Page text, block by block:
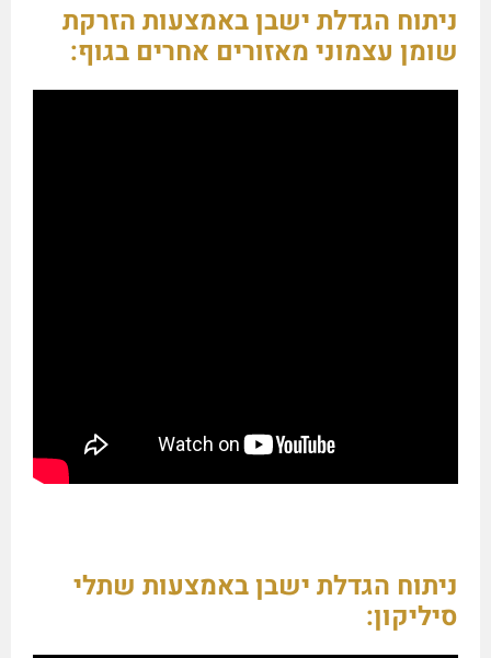
ניתוח הגדלת ישבן באמצעות הזרקת
שומן עצמוני מאזורים אחרים בגוף:
ניתוח הגדלת ישבן באמצעות שתלי
סיליקון: